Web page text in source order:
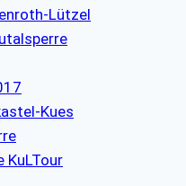
Lützel
Kues
KuLTour